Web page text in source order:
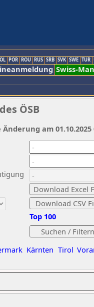
POR ROU RUS SRB SVK SWE TUR
Swiss-
ÖSB
Kärnten Tirol
Top 100
Änderung am